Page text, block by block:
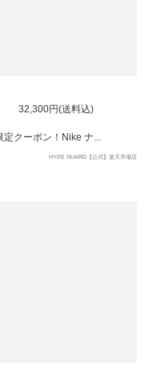
32,300円(送料込)
定クーポン！Nike ナ...
HYPE GUARD【公式】楽天市場店